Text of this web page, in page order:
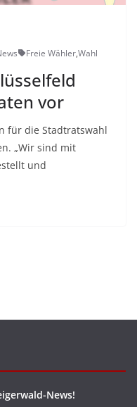
Freie Wähler,Wahl
vor
für die Stadtratswahl
„Wir sind mit
und
News!